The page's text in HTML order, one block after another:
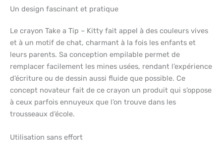
Un design fascinant et pratique
Le crayon Take a Tip – Kitty fait appel à des couleurs vives
et à un motif de chat, charmant à la fois les enfants et
leurs parents. Sa conception empilable permet de
remplacer facilement les mines usées, rendant l’expérience
d’écriture ou de dessin aussi fluide que possible. Ce
concept novateur fait de ce crayon un produit qui s’oppose
à ceux parfois ennuyeux que l’on trouve dans les
trousseaux d’école.
Utilisation sans effort